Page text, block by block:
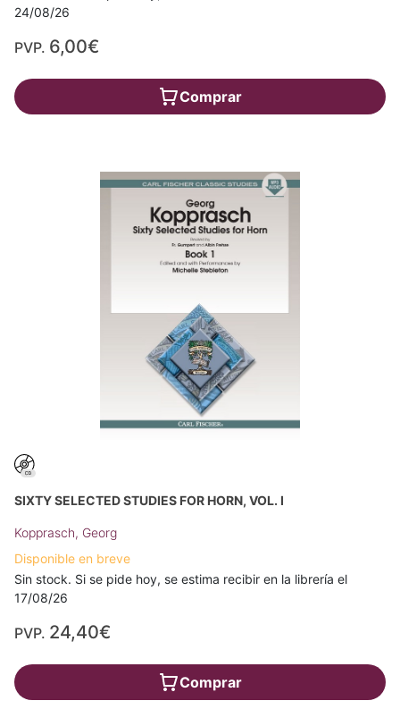
24/08/26
PVP. 6,00€
Comprar
SIXTY SELECTED STUDIES FOR HORN, VOL. I
Kopprasch, Georg
Disponible en breve
Sin stock. Si se pide hoy, se estima recibir en la librería el
17/08/26
PVP. 24,40€
Comprar